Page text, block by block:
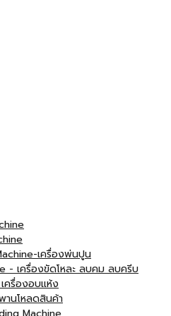
เครื่องพ่นปูน
- เครื่องขัดโหละ ลบคม ลบครีบ
ครื่องอบแห้ง
านโหลดสินค้า